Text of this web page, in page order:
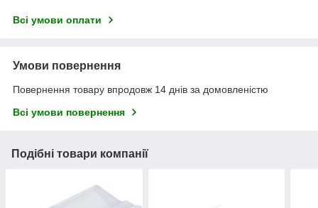
Всі умови оплати
Умови повернення
Повернення товару впродовж 14 днів за домовленістю
Всі умови повернення
Подібні товари компанії